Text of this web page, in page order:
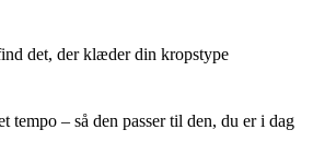
det, der klæder din kropstype
tempo – så den passer til den, du er i dag